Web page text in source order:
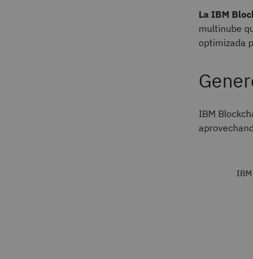
La IBM
multinube
optimizada
IBM